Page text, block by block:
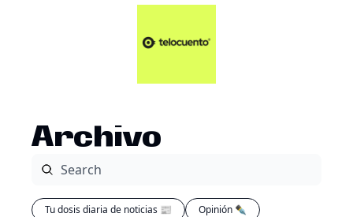
Artículos 📑
Plus 💎
Archivo
Tu dosis diaria de noticias 📰
Opinión ✒️